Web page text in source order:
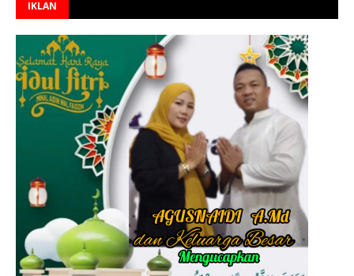
IKLAN